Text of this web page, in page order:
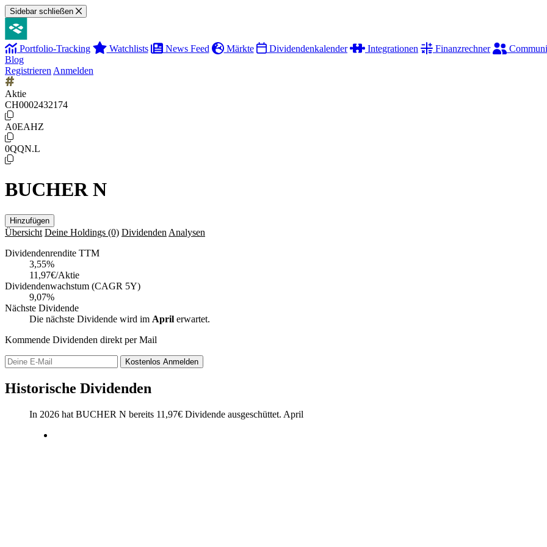
Sidebar schließen
Portfolio-Tracking Watchlists News Feed Märkte Dividendenkalender Integrationen Finanzrechner
Blog
Registrieren Anmelden
Aktie
CH0002432174
A0EAHZ
0QQN.L
BUCHER N
Hinzufügen
Übersicht Deine Holdings (0) Dividenden Analysen
Dividendenrendite TTM
3,55%
11,97€/Aktie
Dividendenwachstum (CAGR 5Y)
9,07%
Nächste Dividende
Die nächste Dividende wird im April erwartet.
Kommende Dividenden direkt per Mail
Kostenlos Anmelden
Historische Dividenden
In 2026 hat BUCHER N bereits 11,97€ Dividende ausgeschüttet. April